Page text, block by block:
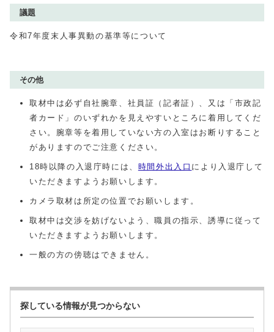
議題
令和7年度末人事異動の基準等について
その他
取材中は必ず自社腕章、社員証（記者証）、又は「市政記
者カード」のいずれかを見えやすいところに着用してくだ
さい。腕章等を着用していない方の入室はお断りすること
がありますのでご注意ください。
18時以降の入退庁時には、 時間外出入口 により入退庁して
いただきますようお願いします。
カメラ取材は所定の位置でお願いします。
取材中は交渉を妨げないよう、職員の指示、誘導に従って
いただきますようお願いします。
一般の方の傍聴はできません。
探している情報が見つからない